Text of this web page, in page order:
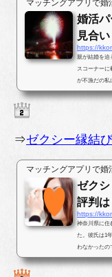
マッチングアプリで婚
婚活
見合い
https://
親が結婚を迫
スコーナーに
が不漁だの私
中ほどのペー
⇒ゼクシー縁結び
マッチングアプリで婚
ゼク
評判は
https://
神奈川県に住
た。彼氏は1
わなかったの
ばかりで出会